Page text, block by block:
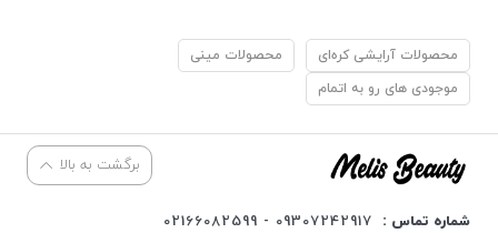
محصولات آرایشی کره‌ای
محصولات مینی
موجودی های رو به اتمام
برگشت به بالا
شماره تماس :
09307242917 - 02166082599